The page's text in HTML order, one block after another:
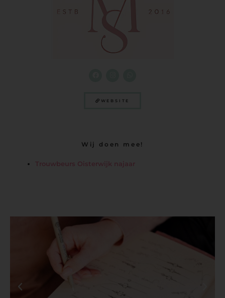
WEBSITE
Wij doen mee!
Trouwbeurs Oisterwijk najaar